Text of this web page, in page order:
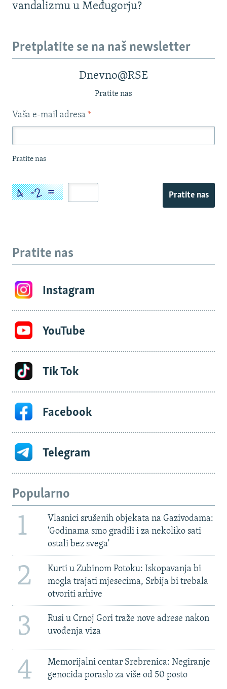
vandalizmu u Međugorju?
Pretplatite se na naš newsletter
Dnevno@RSE
Pratite nas
Vaša e-mail adresa *
Pratite nas
Pratite nas
Pratite nas
Instagram
YouTube
Tik Tok
Facebook
Telegram
Popularno
1
Vlasnici srušenih objekata na Gazivodama:
'Godinama smo gradili i za nekoliko sati
ostali bez svega'
2
Kurti u Zubinom Potoku: Iskopavanja bi
mogla trajati mjesecima, Srbija bi trebala
otvoriti arhive
3
Rusi u Crnoj Gori traže nove adrese nakon
uvođenja viza
4
Memorijalni centar Srebrenica: Negiranje
genocida poraslo za više od 50 posto